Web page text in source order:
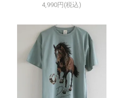
4,990円(税込)